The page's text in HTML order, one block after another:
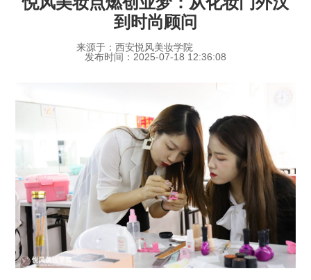
到时尚顾问
来源于：西安悦风美妆学院
发布时间：2025-07-18 12:36:08